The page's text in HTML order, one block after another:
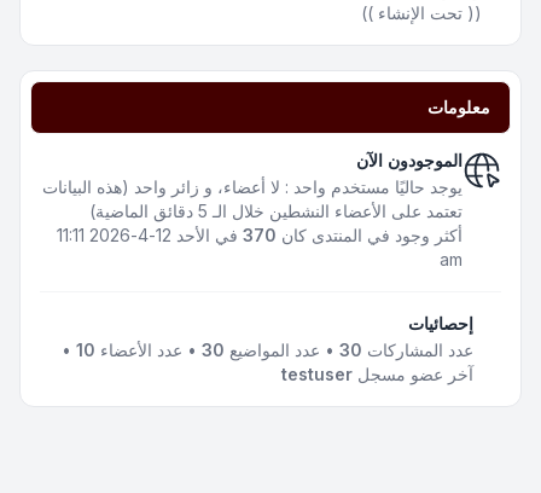
(( تحت الإنشاء ))
معلومات
الموجودون الآن
يوجد حاليًا مستخدم واحد : لا أعضاء، و زائر واحد (هذه البيانات
تعتمد على الأعضاء النشطين خلال الـ 5 دقائق الماضية)
أكثر وجود في المنتدى كان 370
في الأحد 12-4-2026 11:11
am
إحصائيات
عدد المشاركات 30• عدد المواضيع 30• عدد الأعضاء 10
•
آخر عضو مسجل testuser